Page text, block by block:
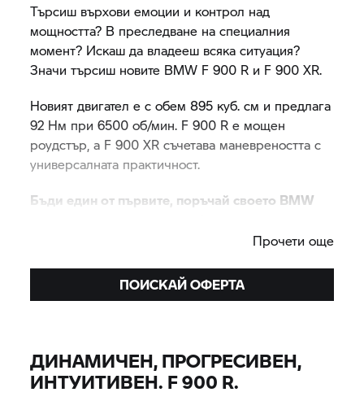
Търсиш върхови емоции и контрол над
мощността? В преследване на специалния
момент? Искаш да владееш всяка ситуация?
Значи търсиш новите BMW F 900 R и F 900 XR.
Новият двигател е с обем 895 куб. см и предлага
92 Нм при 6500 об/мин. F 900 R е мощен
роудстър, а F 900 XR съчетава маневреността с
универсалната практичност.
Бъди един от първите, поръчай своето BMW
Прочети още
ПОИСКАЙ ОФЕРТА
ДИНАМИЧЕН, ПРОГРЕСИВЕН,
ИНТУИТИВЕН. F 900 R.